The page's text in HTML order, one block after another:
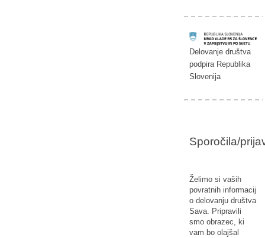
Delovanje društva
podpira Republika
Slovenija
Sporočila/
Želimo si vaših
povratnih informacij
o delovanju društva
Sava. Pripravili
smo obrazec, ki
vam bo olajšal